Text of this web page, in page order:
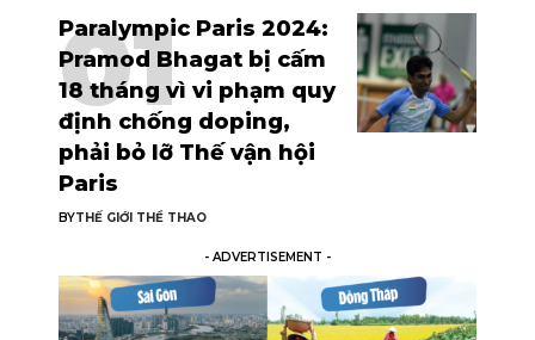
Paralympic Paris 2024:
Pramod Bhagat bị cấm
18 tháng vì vi phạm quy
định chống doping,
phải bỏ lỡ Thế vận hội
Paris
BYTHẾ GIỚI THỂ THAO
- ADVERTISEMENT -